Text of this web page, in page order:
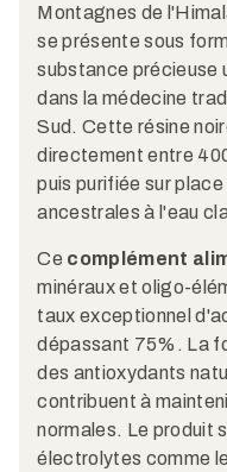
Montagnes de
se présente sous
substance précieuse
dans la médecine
Sud. Cette résine
directement entre
puis purifiée sur
ancestrales à l'eau
Ce complément
minéraux et oligo-
taux exceptionnel
dépassant 75%. La
des antioxydants
contribuent à
normales. Le produit
électrolytes comme